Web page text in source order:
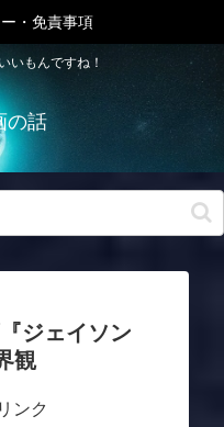
いもんですね！
の話
・免責事項
ジェイソン
観
ンク